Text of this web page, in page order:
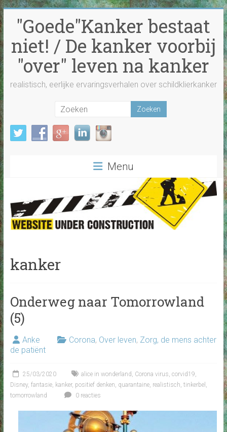
Ga
naar
inhoud"Goede"Kanker bestaat
niet! / De kanker voorbij
"over" leven na kanker
realistisch, eerlijke ervaringsverhalen over schildklierkanker
Menu
kanker
Onderweg naar Tomorrowland
(5)
Anke Corona, Over leven, Zorg, de mens achter
de patiënt
25/03/2020 alice in wonderland Corona virus corvid19
Disney, fantasie, kanker, positief denken quarantaine, realistisch tinkerbel
tomorrowland
0 reacties